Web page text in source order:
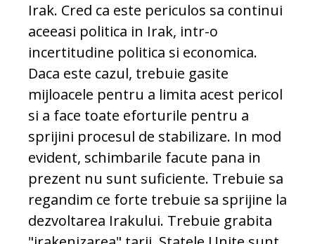
Irak. Cred ca este periculos sa continui
aceeasi politica in Irak, intr-o
incertitudine politica si economica.
Daca este cazul, trebuie gasite
mijloacele pentru a limita acest pericol
si a face toate eforturile pentru a
sprijini procesul de stabilizare. In mod
evident, schimbarile facute pana in
prezent nu sunt suficiente. Trebuie sa
regandim ce forte trebuie sa sprijine la
dezvoltarea Irakului. Trebuie grabita